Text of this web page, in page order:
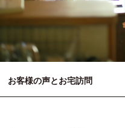
お客様の声とお宅訪問